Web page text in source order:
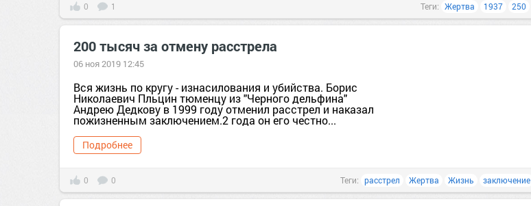
0 1 Теги: Жертва 1937 250
200 тысяч за отмену расстрела
06 ноя 2019 12:45
Вся жизнь по кругу - изнасилования и убийства. Борис
Николаевич Пльцин тюменцу из "Черного дельфина"
Андрею Дедкову в 1999 году отменил расстрел и наказал
пожизненным заключением.2 года он его честно...
Подробнее
0 0 Теги: расстрел Жертва Жизнь заключение